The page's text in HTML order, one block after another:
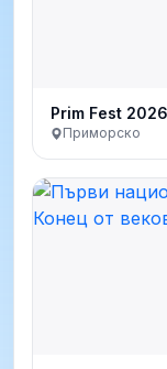
Prim Fest 2026
Приморско